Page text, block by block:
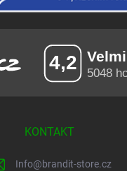
KONTAKT
Info@brandit-store.cz